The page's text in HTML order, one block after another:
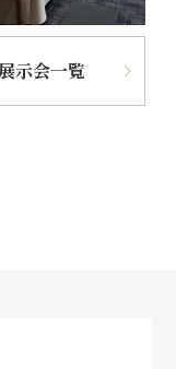
展示会一覧